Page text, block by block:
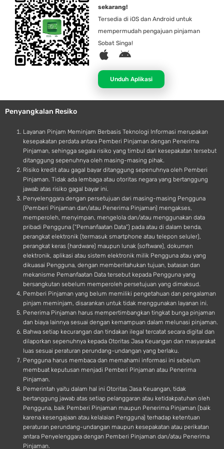
sekarang!
Tersedia di iOS dan Android untuk
mempermudah pengajuan pinjaman
Sobat Singa!
A
p
l
e
A
d
r
o
d
Unduh Aplikasi
Penyangkalan Resiko
Layanan Pinjam Meminjam Berbasis Teknologi Informasi merupakan
kesepakatan perdata antara Pemberi Pinjaman dengan Penerima
Pinjaman, sehingga segala risiko yang timbul dari kesepakatan tersebut
ditanggung sepenuhnya oleh masing-masing pihak.
Risiko kredit atau gagal bayar ditanggung sepenuhnya oleh Pemberi
Pinjaman. Tidak ada lembaga atau otoritas negara yang bertanggung
jawab atas risiko gagal bayar ini.
Penyelenggara dengan persetujuan dari masing-masing Pengguna
(Pemberi Pinjaman dan/atau Penerima Pinjaman) mengakses,
memperoleh, menyimpan, mengelola dan/atau menggunakan data
pribadi Pengguna (“Pemanfaatan Data”) pada atau di dalam benda,
perangkat elektronik (termasuk smartphone atau telepon seluler),
perangkat keras (hardware) maupun lunak (software), dokumen
elektronik, aplikasi atau sistem elektronik milik Pengguna atau yang
dikuasai Pengguna, dengan memberitahukan tujuan, batasan dan
mekanisme Pemanfaatan Data tersebut kepada Pengguna yang
bersangkutan sebelum memperoleh persetujuan yang dimaksud.
Pemberi Pinjaman yang belum memiliki pengetahuan dan pengalaman
pinjam meminjam, disarankan untuk tidak menggunakan layanan ini.
Penerima Pinjaman harus mempertimbangkan tingkat bunga pinjaman
dan biaya lainnya sesuai dengan kemampuan dalam melunasi pinjaman.
Bahwa setiap kecurangan dan tindakan ilegal tercatat secara digital dan
dilaporkan sepenuhnya kepada Otoritas Jasa Keuangan dan masyarakat
luas sesuai peraturan perundang-undangan yang berlaku.
Pengguna harus membaca dan memahami informasi ini sebelum
membuat keputusan menjadi Pemberi Pinjaman atau Penerima
Pinjaman.
Pemerintah yaitu dalam hal ini Otoritas Jasa Keuangan, tidak
bertanggung jawab atas setiap pelanggaran atau ketidakpatuhan oleh
Pengguna, baik Pemberi Pinjaman maupun Penerima Pinjaman (baik
karena kesengajaan atau kelalaian Pengguna) terhadap ketentuan
peraturan perundang-undangan maupun kesepakatan atau perikatan
antara Penyelenggara dengan Pemberi Pinjaman dan/atau Penerima
Pinjaman.